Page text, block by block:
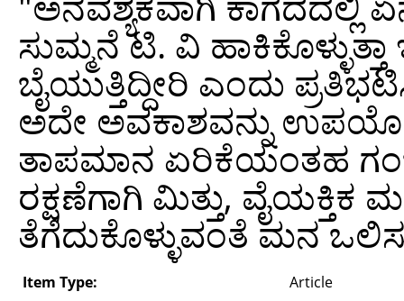
ಸುಮ್ಮನೆ ಟಿ. ವಿ ಹಾಕಿಕೊಳ್ಳುತ್ತಾ
ಬೈಯುತ್ತಿದ್ದೀರಿ ಎಂದು
ಅದೇ ಅವಕಾಶವನ್ನು
ತಾಪಮಾನ ಏರಿಕೆಯಂತಹ
ರಕ್ಷಣೆಗಾಗಿ ಮಿತ್ತು, ವೈಯಕ್ತಿಕ
ತೆಗೆದುಕೊಳ್ಳುವಂತೆ ಮನ
Item Type:
Article